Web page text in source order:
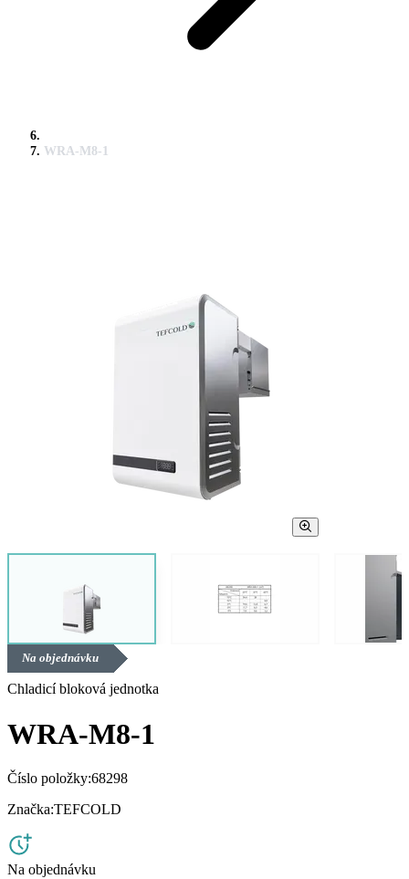
WRA-M8-1
Na objednávku
Chladicí bloková jednotka
WRA-M8-1
Číslo položky:68298
Značka:TEFCOLD
Na objednávku